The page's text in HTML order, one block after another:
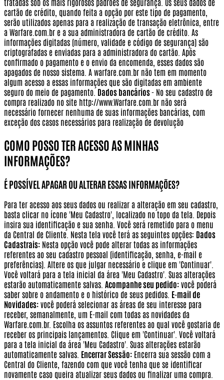
cartão de crédito, quando feita a opção por este tipo de pagamento,
serão utilizados apenas para a realização de transação eletrônica, entre
a Warfare.com.br e a sua administradora de cartão de crédito. As
informações digitadas (número, validade e código de segurança) são
criptografadas e enviadas para a administradora do cartão. Após
confirmado o pagamento e o envio da encomenda, esses dados são
apagados de nosso sistema. A warfare.com.br não tem em momento
algum acesso a essas informações que são digitadas em ambiente
seguro do meio de pagamento. Dados bancários- No seu cadastro de
compra realizado no site http://www.Warfare.com.br não será
necessário fornecer nenhuma de suas informações bancárias, com
exceção dos casos necessários para realização de devolução
COMO POSSO TER ACESSO AS MINHAS
INFORMAÇÕES?
É POSSÍVEL APAGAR OU ALTERAR ESSAS INFORMAÇÕES?
Para ter acesso aos seus dados ou realizar a alteração em seu cadastro,
basta clicar no ícone 'Meu Cadastro', localizado no topo da tela. Depois
insira sua identificação e sua senha. Você será remetido para o menu
da Central de Cliente. Nesta tela você terá as seguintes opções: Dados
Cadastrais: Nesta opção você pode alterar todas as informações
referentes ao seu cadastro pessoal (identificação, senha, e-mail e
preferências). Altere os que julgar necessário e clique em 'Continuar'.
Você voltará para a tela inicial da área 'Meu Cadastro'. Suas alterações
estarão automaticamente salvas. Acompanhe seu pedido: você poderá
saber sobre o andamento e o histórico de seus pedidos. E-mail de
Novidades: você poderá selecionar as áreas de seu interesse para
receber, semanalmente, um E-mail com todas as novidades da
Warfare.com.br. Escolha os assuntos referentes ao qual você gostaria de
receber os principais lançamentos. Clique em 'Continuar'. Você voltará
para a tela inicial da área 'Meu Cadastro'. Suas alterações estarão
automaticamente salvas. Encerrar Sessão: Encerra sua sessão com a
Central do Cliente, fazendo com que você tenha que se identificar
novamente caso queira atualizar seus dados ou finalizar uma compra.